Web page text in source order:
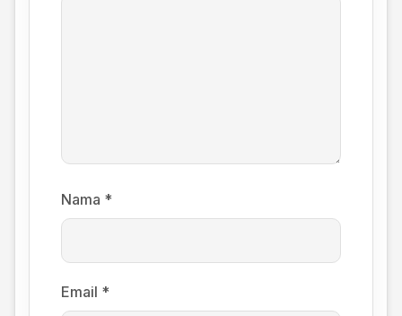
Nama *
Email *